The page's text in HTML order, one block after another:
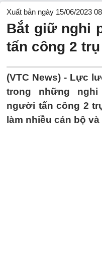
Xuất bản ngày 15/06/2023
Bắt giữ nghi
tấn công 2
(VTC News) - Lực
trong những
người tấn công 2
làm nhiều cán bộ